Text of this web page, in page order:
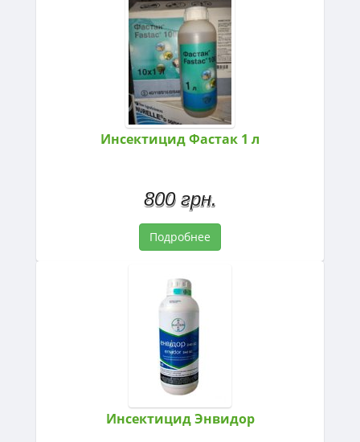
Инсектицид Фастак 1 л
800 грн.
Подробнее
Инсектицид Энвидор